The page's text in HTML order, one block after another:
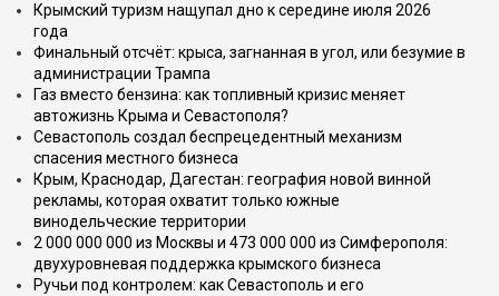
Крымский туризм нащупал дно к середине июля 2026
года
Финальный отсчёт: крыса, загнанная в угол, или безумие в
администрации Трампа
Газ вместо бензина: как топливный кризис меняет
автожизнь Крыма и Севастополя?
Севастополь создал беспрецедентный механизм
спасения местного бизнеса
Крым, Краснодар, Дагестан: география новой винной
рекламы, которая охватит только южные
винодельческие территории
2 000 000 000 из Москвы и 473 000 000 из Симферополя:
двухуровневая поддержка крымского бизнеса
Ручьи под контролем: как Севастополь и его